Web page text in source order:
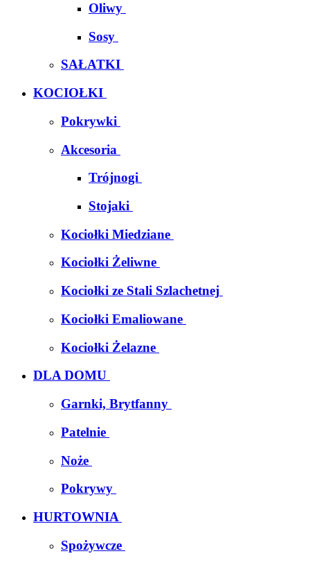
Oliwy
Sosy
SAŁATKI
KOCIOŁKI
Pokrywki
Akcesoria
Trójnogi
Stojaki
Kociołki Miedziane
Kociołki Żeliwne
Kociołki ze Stali Szlachetnej
Kociołki Emaliowane
Kociołki Żelazne
DLA DOMU
Garnki, Brytfanny
Patelnie
Noże
Pokrywy
HURTOWNIA
Spożywcze